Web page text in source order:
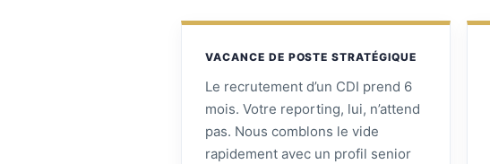
VACANCE DE POSTE STRATÉGIQUE
Le recrutement d’un CDI prend 6
mois. Votre reporting, lui, n’attend
pas. Nous comblons le vide
rapidement avec un profil senior